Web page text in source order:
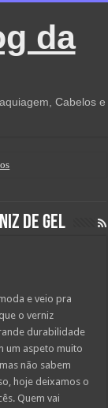
da
Cabelos e
de gel
e veio pra
o verniz
durabilidade
um aspeto muito
não sabem
hoje deixamos o
Quem vai